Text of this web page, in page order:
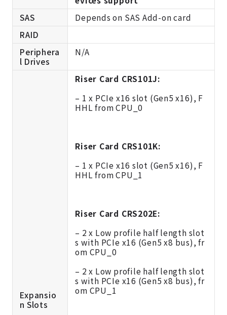
SAS
Depends on SAS Add-on card
RAID
Periphera
l Drives
N/A
Expansio
n Slots
Riser Card CRS101J:
– 1 x PCIe x16 slot (Gen5 x16), F
HHL from CPU_0
Riser Card CRS101K:
– 1 x PCIe x16 slot (Gen5 x16), F
HHL from CPU_1
Riser Card CRS202E:
– 2 x Low profile half length slot
s with PCIe x16 (Gen5 x8 bus), fr
om CPU_0
– 2 x Low profile half length slot
s with PCIe x16 (Gen5 x8 bus), fr
om CPU_1